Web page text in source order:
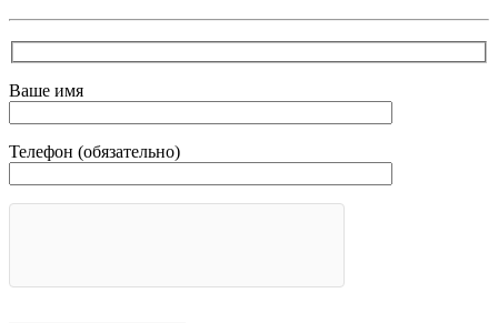
Ваше имя
Телефон (обязательно)